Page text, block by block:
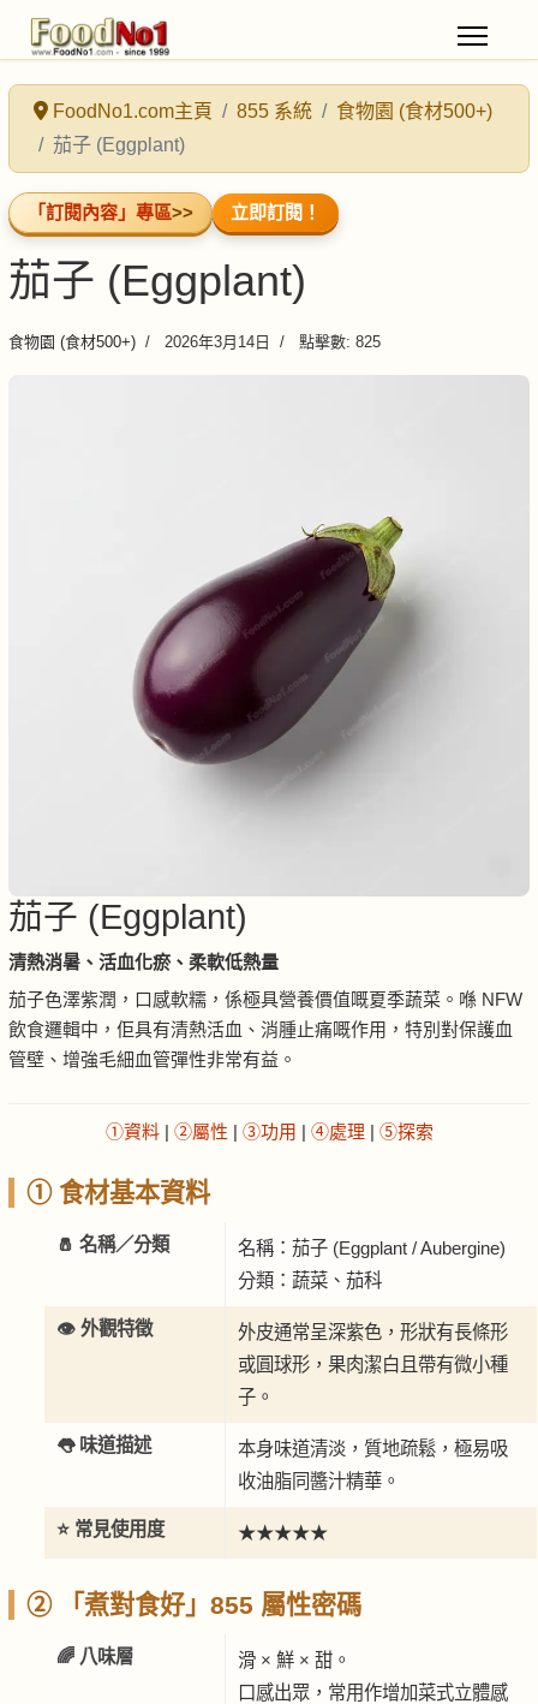
FoodNo1.com主頁 855 系統
食物園 (食材500+)
茄子 (Eggplant)
「訂閱內容」專區>> 立即訂閱！
茄子 (Eggplant)
食物園 (食材500+) 2026年3月14日 點擊數: 825
茄子 (Eggplant)
清熱消暑、活血化瘀、柔軟低熱量
茄子色澤紫潤，口感軟糯，係極具營養價值嘅夏季蔬菜。喺 NFW
飲食邏輯中，佢具有清熱活血、消腫止痛嘅作用，特別對保護血
管壁、增強毛細血管彈性非常有益。
①資料| ②屬性 | ③功用 | ④處理 | ⑤探索
① 食材基本資料
🧂 名稱／分類
名稱：茄子 (Eggplant / Aubergine)
分類：蔬菜、茄科
👁️ 外觀特徵
外皮通常呈深紫色，形狀有長條形
或圓球形，果肉潔白且帶有微小種
子。
👅 味道描述
本身味道清淡，質地疏鬆，極易吸
收油脂同醬汁精華。
⭐ 常見使用度 ★★★★★
② 「煮對食好」855 屬性密碼
🌈 八味層
滑 × 鮮 × 甜。
口感出眾，常用作增加菜式立體感